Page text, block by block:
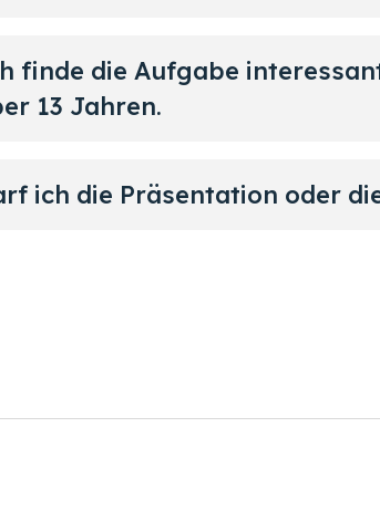
finde die Aufgabe
13 Jahren.
ich die Präsentation oder